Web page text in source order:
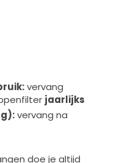
vervang
jaarlijks
vervang na
doe je altijd